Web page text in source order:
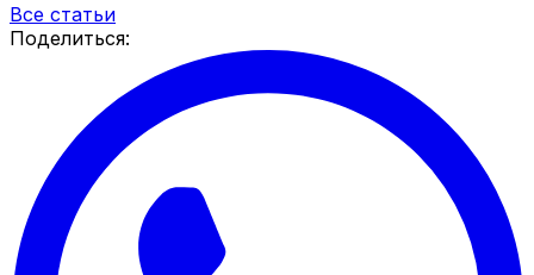
Все статьи
Поделиться: